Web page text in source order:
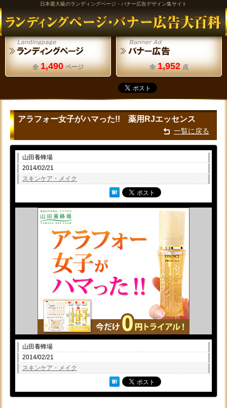
日本最大級のランディングページ・バナー広告デザイン集サイト
全 1,490 ページ 全 1,952 点
アラフォー女子がハマった!! 薬用RJエッセンス
一覧に戻る
山田養蜂場
2014/02/21
スキンケア・メイク
山田養蜂場
2014/02/21
スキンケア・メイク